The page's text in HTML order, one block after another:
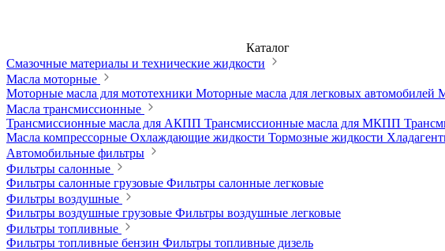
Каталог
Смазочные материалы и технические жидкости
Масла моторные
Моторные масла для мототехники Моторные масла для легковых автомобилей
Масла трансмиссионные
Трансмиссионные масла для АКПП Трансмиссионные масла для МКПП
Масла компрессорные Охлаждающие жидкости Тормозные жидкости
Автомобильные фильтры
Фильтры салонные
Фильтры салонные грузовые Фильтры салонные легковые
Фильтры воздушные
Фильтры воздушные грузовые Фильтры воздушные легковые
Фильтры топливные
Фильтры топливные бензин Фильтры топливные дизель